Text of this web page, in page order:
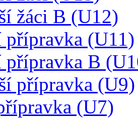
žáci B (U12)
přípravka (U11)
přípravka B
přípravka (U9)
(U7)